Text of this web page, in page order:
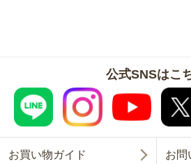
公式SNSはこ
お買い物ガイド お問